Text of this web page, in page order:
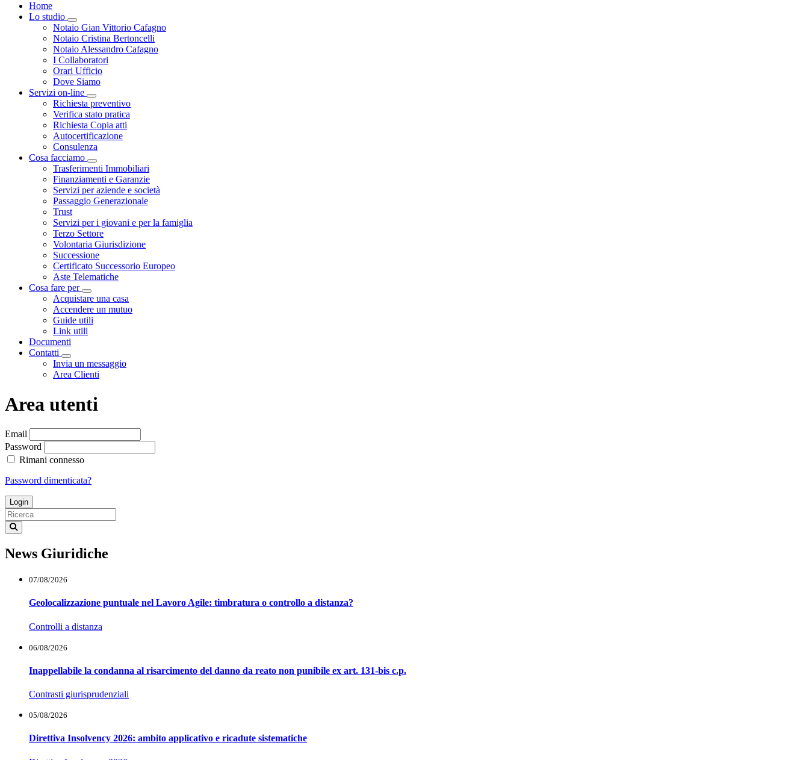
Home
Lo studio
Visualizza menù di secondo livello
Notaio Gian Vittorio Cafagno
Notaio Cristina Bertoncelli
Notaio Alessandro Cafagno
I Collaboratori
Orari Ufficio
Dove Siamo
Servizi on-line
Visualizza menù di secondo livello
Richiesta preventivo
Verifica stato pratica
Richiesta Copia atti
Autocertificazione
Consulenza
Cosa facciamo
Visualizza menù di secondo livello
Trasferimenti Immobiliari
Finanziamenti e Garanzie
Servizi per aziende e società
Passaggio Generazionale
Trust
Servizi per i giovani e per la famiglia
Terzo Settore
Volontaria Giurisdizione
Successione
Certificato Successorio Europeo
Aste Telematiche
Cosa fare per
Visualizza menù di secondo livello
Acquistare una casa
Accendere un mutuo
Guide utili
Link utili
Documenti
Contatti
Visualizza menù di secondo livello
Invia un messaggio
Area Clienti
Area utenti
Loading...
Email
Password
Rimani connesso
Password dimenticata?
News Giuridiche
07/08/2026
Geolocalizzazione puntuale nel Lavoro Agile: timbratura o controllo a distanza?
Controlli a distanza
06/08/2026
Inappellabile la condanna al risarcimento del danno da reato non punibile ex art. 131-bis c.p.
Contrasti giurisprudenziali
05/08/2026
Direttiva Insolvency 2026: ambito applicativo e ricadute sistematiche